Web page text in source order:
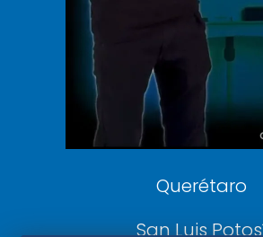
DeDinero
Confabulario
Aviso
Consultas
Querétaro
San Luis